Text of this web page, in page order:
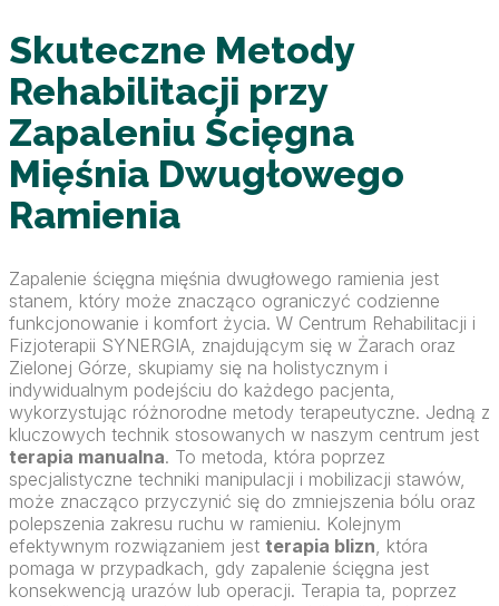
Skuteczne Metody
Rehabilitacji przy
Zapaleniu Ścięgna
Mięśnia Dwugłowego
Ramienia
Zapalenie ścięgna mięśnia dwugłowego ramienia jest
stanem, który może znacząco ograniczyć codzienne
funkcjonowanie i komfort życia. W Centrum Rehabilitacji i
Fizjoterapii SYNERGIA, znajdującym się w Żarach oraz
Zielonej Górze, skupiamy się na holistycznym i
indywidualnym podejściu do każdego pacjenta,
wykorzystując różnorodne metody terapeutyczne. Jedną z
kluczowych technik stosowanych w naszym centrum jest
terapia manualna. To metoda, która poprzez
specjalistyczne techniki manipulacji i mobilizacji stawów,
może znacząco przyczynić się do zmniejszenia bólu oraz
polepszenia zakresu ruchu w ramieniu. Kolejnym
efektywnym rozwiązaniem jest terapia blizn , która
pomaga w przypadkach, gdy zapalenie ścięgna jest
konsekwencją urazów lub operacji. Terapia ta, poprzez